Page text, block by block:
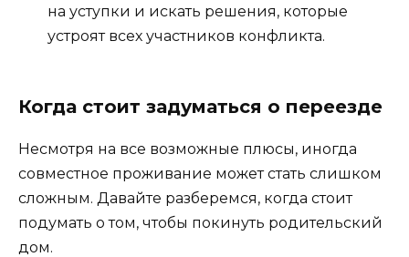
на уступки и искать решения, которые
устроят всех участников конфликта.
Когда стоит задуматься о переезде
Несмотря на все возможные плюсы, иногда
совместное проживание может стать слишком
сложным. Давайте разберемся, когда стоит
подумать о том, чтобы покинуть родительский
дом.